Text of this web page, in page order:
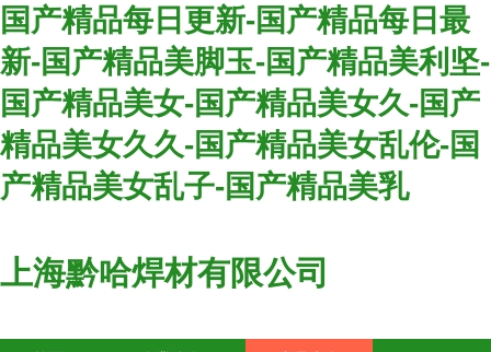
国产精品每日更新-国产精品每日最
新-国产精品美脚玉-国产精品美利坚-
国产精品美女-国产精品美女久-国产
精品美女久久-国产精品美女乱伦-国
产精品美女乱子-国产精品美乳
上海黔哈焊材有限公司